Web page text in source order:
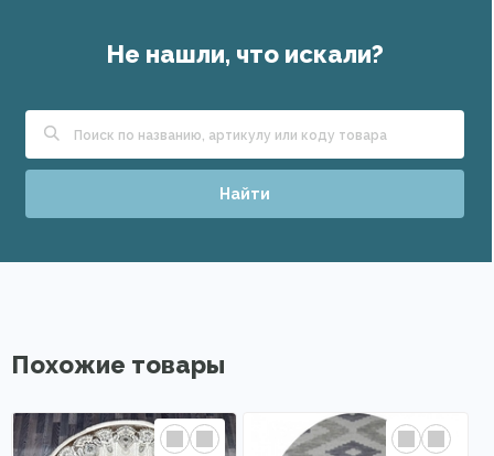
Не нашли, что искали?
Найти
Похожие товары